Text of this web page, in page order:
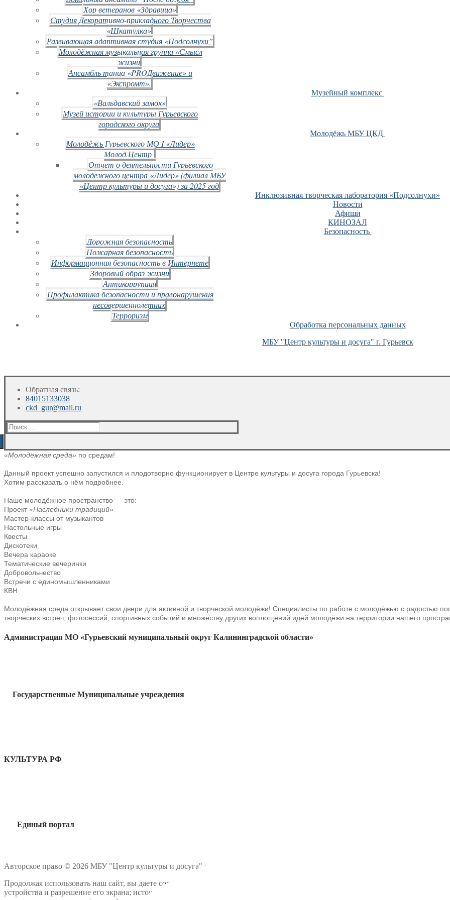
Хор ветеранов «Здравица»
Студия Декоративно-прикладного Творчества
«Шкатулка»
Развивающая адаптивная студия «Подсолнухи”
Молодёжная музыкальная группа «Смысл
жизни
Ансамбль танца «PROДвижение» и
«Экспромт».
Музейный комплекс
«Вальдавский замок»
Музей истории и культуры Гурьевского
городского округа
Молодёжь МБУ ЦКД
Молодёжь Гурьевского МО I «Лидер»
Молод.Центр
Отчет о деятельности Гурьевского
молодежного центра «Лидер» (филиал МБУ
«Центр культуры и досуга») за 2025 год
Инклюзивная творческая лаборатория «Подсолнухи»
Новости
Афиши
КИНОЗАЛ
Безопасность
Дорожная безопасность
Пожарная безопасность
Информационная безопасность в Интернете
Здоровый образ жизни
Антикоррупция
Профилактика безопасности и правонарушения
несовершеннолетних
Терроризм
Обработка персональных данных
МБУ "Центр культуры и досуга" г. Гурьевск
Обратная связь:
84015133038
ckd_gur@mail.ru
Искать:
«Молодёжная среда» по средам!
Данный проект успешно запустился и плодотворно функционирует в Центре культуры и досуга города Гурьевска!
Хотим рассказать о нём подробнее.
Наше молодёжное пространство — это:
Проект «Наследники традиций»
Мастер-классы от музыкантов
Настольные игры
Квесты
Дискотеки
Вечера караоке
Тематические вечеринки
Добровольчество
Встречи с единомышленниками
КВН
Молодёжная среда открывает свои двери для активной и творческой молодёжи! Специалисты по работе с молодёжью с радостью
творческих встреч, фотосессий, спортивных событий и множеству других воплощений идей молодёжи на территории нашего
Администрация МО «Гурьевский муниципальный округ Калининградской области»
Государственные Муниципальные учреждения
КУЛЬТУРА РФ
Единый портал
Авторское право © 2026 МБУ "Центр культуры и досуга" г. Гурьевск
Продолжая использовать наш сайт, вы даете согласие на обработку файлов cookie, пользовательских данных (сведения о
устройства и разрешение его экрана; источник откуда пришел на сайт пользователь; с какого сайта или по какой рекламе;